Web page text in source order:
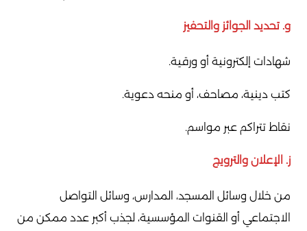
و. تحديد الجوائز والتحفيز
شهادات إلكترونية أو ورقية.
كتب دينية، مصاحف، أو منحه دعوية.
نقاط تتراكم عبر مواسم.
ز. الإعلان والترويج
من خلال وسائل المسجد، المدارس، وسائل التواصل
الاجتماعي أو القنوات المؤسسية، لجذب أكبر عدد ممكن من